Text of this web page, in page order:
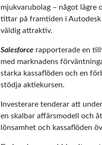
mjukvarubolag – något lägre
tittar på framtiden i
väldig attraktiv.
Salesforce rapporterade en
med marknadens
starka kassaflöden och en
stödja aktiekursen.
Investerare tenderar att
en skalbar affärsmodell och
lönsamhet och kassaflöden